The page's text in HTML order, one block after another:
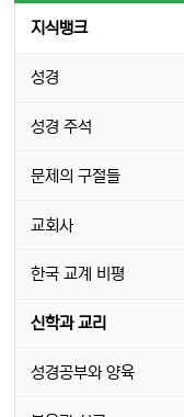
지식뱅크
성경
성경 주석
문제의 구절들
교회사
한국 교계 비평
신학과 교리
성경공부와 양육